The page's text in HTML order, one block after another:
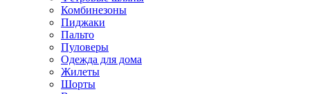
Комбинезоны
Пиджаки
Пальто
Пуловеры
Одежда для дома
Жилеты
Шорты